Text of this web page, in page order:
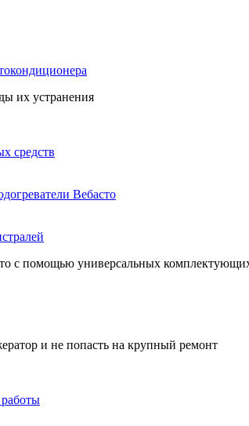
их устранения
средств
Вебасто
с помощью универсальных
и не попасть на крупный ремонт